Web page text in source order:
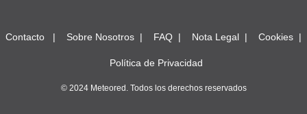
Contacto Sobre Nosotros FAQ Nota Legal Cookies
Política de Privacidad
© 2024 Meteored. Todos los derechos reservados